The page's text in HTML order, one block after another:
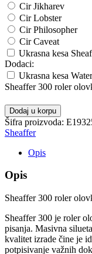
Cir Jikharev
Cir Lobster
Cir Philosopher
Cir Caveat
Ukrasna kesa
Dodaci:
Ukrasna kesa
Sheaffer 300 roler
Dodaj u korpu
Šifra proizvoda:
Sheaffer
Opis
Opis
Sheaffer 300 roler
Sheaffer 300 je roler
pisanja. Masivna
kvalitet izrade čine je
potpisivanje važnih